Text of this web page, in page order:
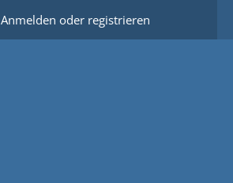
Anmelden oder registrieren